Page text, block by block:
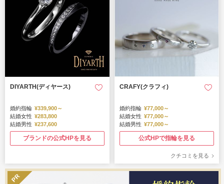
DIYARTH(ディヤース)
婚約指輪 ¥339,900～
結婚女性 ¥283,800
結婚男性 ¥237,600
ブランドの公式HPを見る
CRAFY(クラフィ)
婚約指輪 ¥77,000～
結婚女性 ¥77,000～
結婚男性 ¥77,000～
公式HPで指輪を見る
クチコミを見る